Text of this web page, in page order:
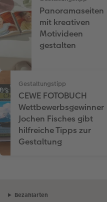
Panoramaseiten
mit kreativen
Motivideen
gestalten
Gestaltungstipp
CEWE FOTOBUCH
Wettbewerbsgewinner
Jochen Fisches gibt
hilfreiche Tipps zur
Gestaltung
Bezahlarten